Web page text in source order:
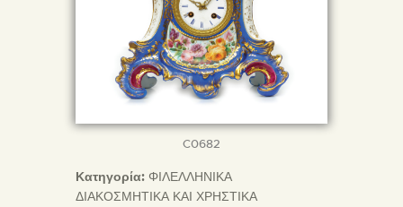
C0682
Κατηγορία: ΦΙΛΕΛΛΗΝΙΚΑ
ΔΙΑΚΟΣΜΗΤΙΚΑ ΚΑΙ ΧΡΗΣΤΙΚΑ